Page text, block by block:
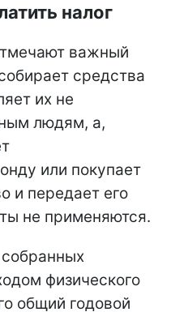
налог
важный
средства
их не
людям, а,
или покупает
и передает его
не применяются.
физического
общий годовой